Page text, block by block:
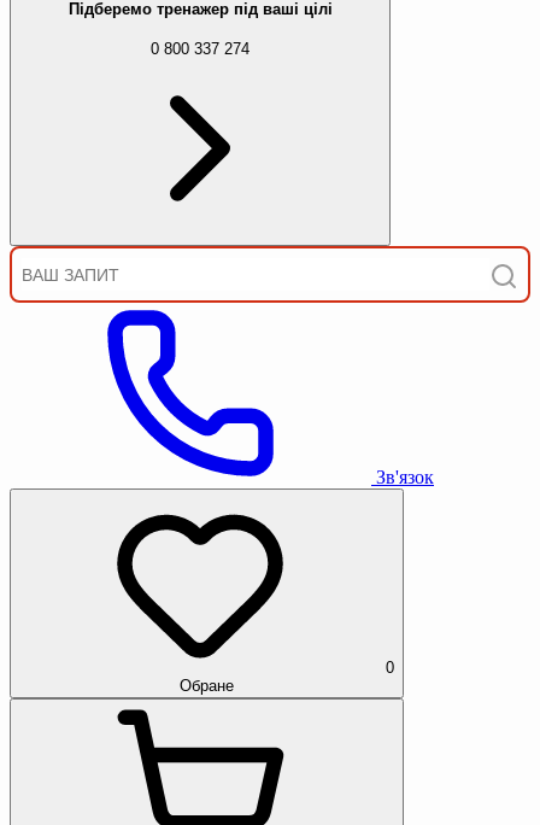
Підберемо тренажер під ваші цілі
0 800 337 274
Зв'язок
0
Обране